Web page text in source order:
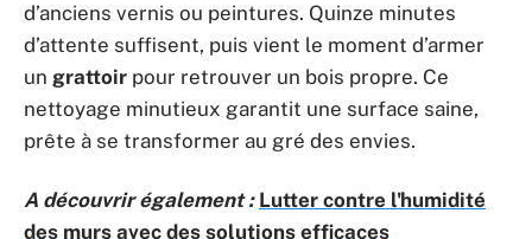
d’anciens vernis ou peintures. Quinze minutes
d’attente suffisent, puis vient le moment d’armer
un grattoir pour retrouver un bois propre. Ce
nettoyage minutieux garantit une surface saine,
prête à se transformer au gré des envies.
A découvrir également : Lutter contre l'humidité
des murs avec des solutions efficaces